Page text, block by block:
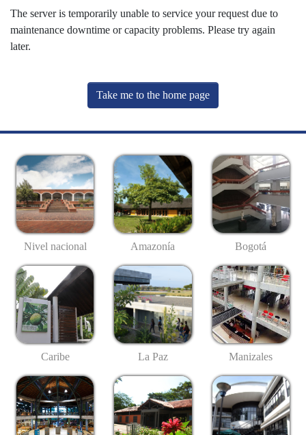
The server is temporarily unable to service your request due to
maintenance downtime or capacity problems. Please try again
later.
Take me to the home page
Nivel nacional Amazonía Bogotá
Caribe La Paz Manizales